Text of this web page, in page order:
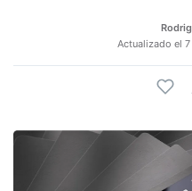
Actualizado el